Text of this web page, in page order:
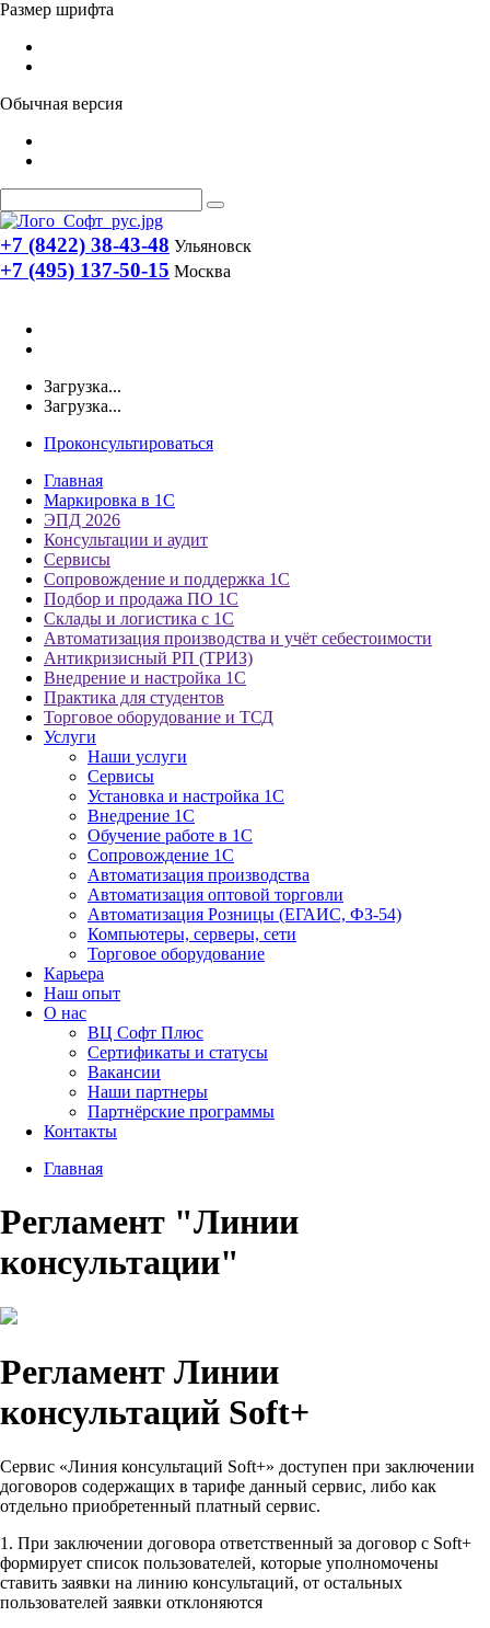
Размер шрифта
Обычная версия
+7 (8422) 38-43-48 Ульяновск
+7 (495) 137-50-15 Москва
Загрузка...
Загрузка...
Проконсультироваться
Главная
Маркировка в 1С
ЭПД 2026
Консультации и аудит
Сервисы
Сопровождение и поддержка 1С
Подбор и продажа ПО 1С
Склады и логистика с 1С
Автоматизация производства и учёт себестоимости
Антикризисный РП (ТРИЗ)
Внедрение и настройка 1С
Практика для студентов
Торговое оборудование и ТСД
Услуги
Наши услуги
Сервисы
Установка и настройка 1С
Внедрение 1С
Обучение работе в 1С
Сопровождение 1С
Автоматизация производства
Автоматизация оптовой торговли
Автоматизация Розницы (ЕГАИС, ФЗ-54)
Компьютеры, серверы, сети
Торговое оборудование
Карьера
Наш опыт
О нас
ВЦ Софт Плюс
Сертификаты и статусы
Вакансии
Наши партнеры
Партнёрские программы
Контакты
Главная
Регламент "Линии
консультации"
Регламент Линии
консультаций Soft+
Сервис «Линия консультаций Soft+» доступен при заключении
договоров содержащих в тарифе данный сервис, либо как
отдельно приобретенный платный сервис.
1. При заключении договора ответственный за договор с Soft+
формирует список пользователей, которые уполномочены
ставить заявки на линию консультаций, от остальных
пользователей заявки отклоняются